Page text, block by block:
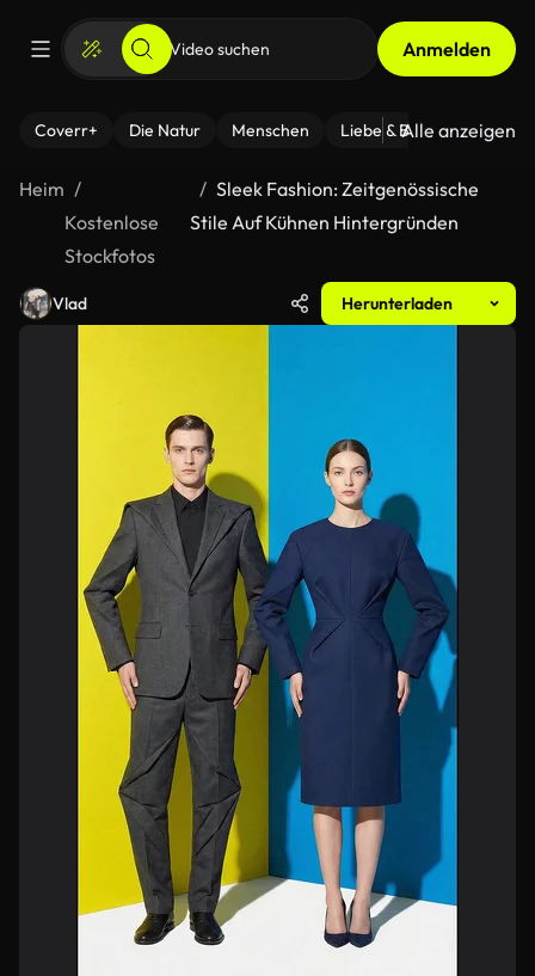
Anmelden
Coverr+ Die Natur Menschen Liebe & Beziehungen
Alle anzeigen
Heim
Kostenlose
Stockfotos
Sleek Fashion: Zeitgenössische
Stile Auf Kühnen Hintergründen
Vlad Herunterladen